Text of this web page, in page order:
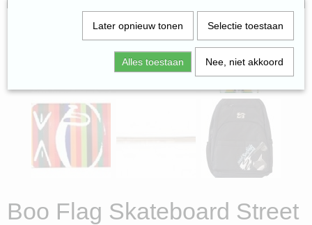
Boo Flag Skateboard Street
Later opnieuw tonen Selectie toestaan
Alles toestaan Nee, niet akkoord